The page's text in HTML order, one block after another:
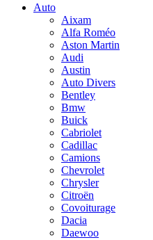
Auto
Aixam
Alfa Roméo
Aston Martin
Audi
Austin
Auto Divers
Bentley
Bmw
Buick
Cabriolet
Cadillac
Camions
Chevrolet
Chrysler
Citroën
Covoiturage
Dacia
Daewoo